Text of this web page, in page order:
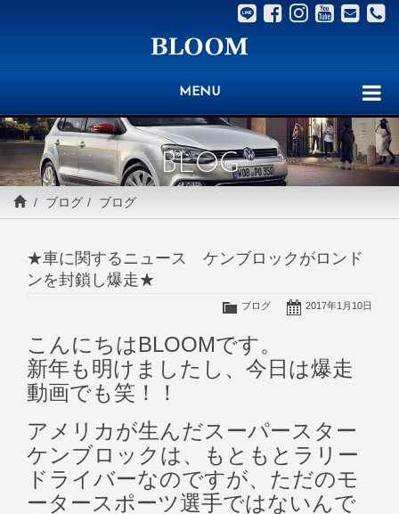
MENU
BLOG
ブログ ブログ
★車に関するニュース ケンブロックがロンド
ンを封鎖し爆走★
2017年1月10日
ブログ
こんにちはBLOOMです。
新年も明けましたし、今日は爆走
動画でも笑！！
アメリカが生んだスーパースター
ケンブロックは、もともとラリー
ドライバーなのですが、ただのモ
ータースポーツ選手ではないんで